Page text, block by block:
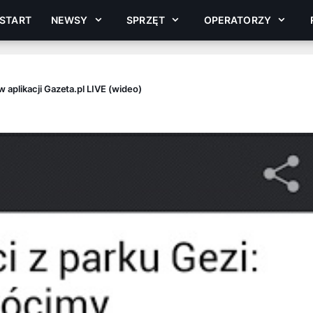
START NEWSY SPRZĘT OPERATORZY
aplikacji Gazeta.pl LIVE (wideo)